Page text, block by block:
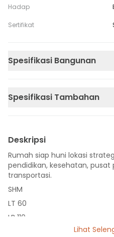
Hadap
Sertifikat
Spesifikasi Bangunan
Spesifikasi Tambahan
Deskripsi
Rumah siap huni lokasi
pendidikan, kesehatan, pusat
transportasi.
SHM
LT 60
LB 110
Lihat